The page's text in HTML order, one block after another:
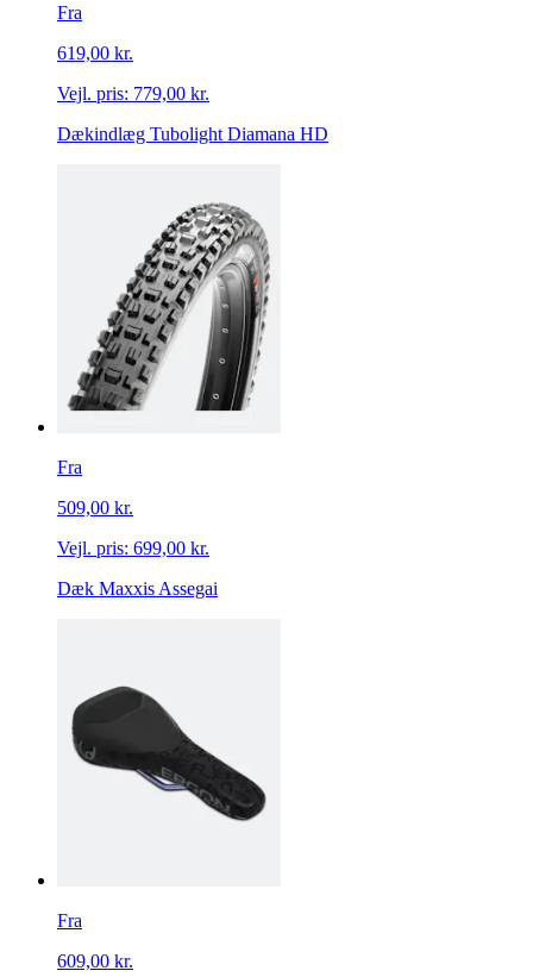
Fra
619,00 kr.
Vejl. pris: 779,00 kr.
Dækindlæg Tubolight Diamana HD
Fra
509,00 kr.
Vejl. pris: 699,00 kr.
Dæk Maxxis Assegai
Fra
609,00 kr.